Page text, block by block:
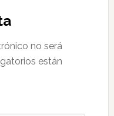
no será
están